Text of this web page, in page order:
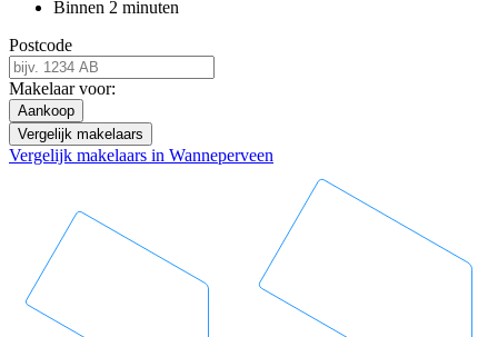
Binnen 2 minuten
Postcode
Makelaar voor:
Aankoop
Vergelijk makelaars
Vergelijk makelaars in Wanneperveen